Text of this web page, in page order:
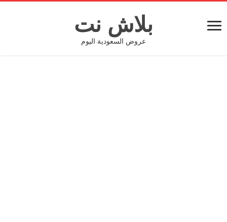
بلاش نت
عروض السعودية اليوم